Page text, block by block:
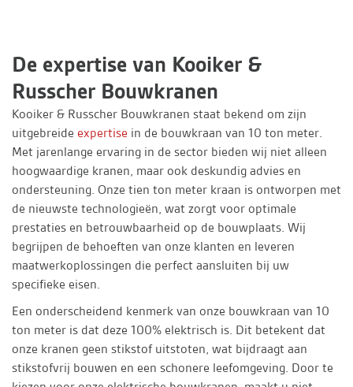
De expertise van Kooiker &
Russcher Bouwkranen
Kooiker & Russcher Bouwkranen staat bekend om zijn
uitgebreide expertise in de bouwkraan van 10 ton meter.
Met jarenlange ervaring in de sector bieden wij niet alleen
hoogwaardige kranen, maar ook deskundig advies en
ondersteuning. Onze tien ton meter kraan is ontworpen met
de nieuwste technologieën, wat zorgt voor optimale
prestaties en betrouwbaarheid op de bouwplaats. Wij
begrijpen de behoeften van onze klanten en leveren
maatwerkoplossingen die perfect aansluiten bij uw
specifieke eisen.
Een onderscheidend kenmerk van onze bouwkraan van 10
ton meter is dat deze 100% elektrisch is. Dit betekent dat
onze kranen geen stikstof uitstoten, wat bijdraagt aan
stikstofvrij bouwen en een schonere leefomgeving. Door te